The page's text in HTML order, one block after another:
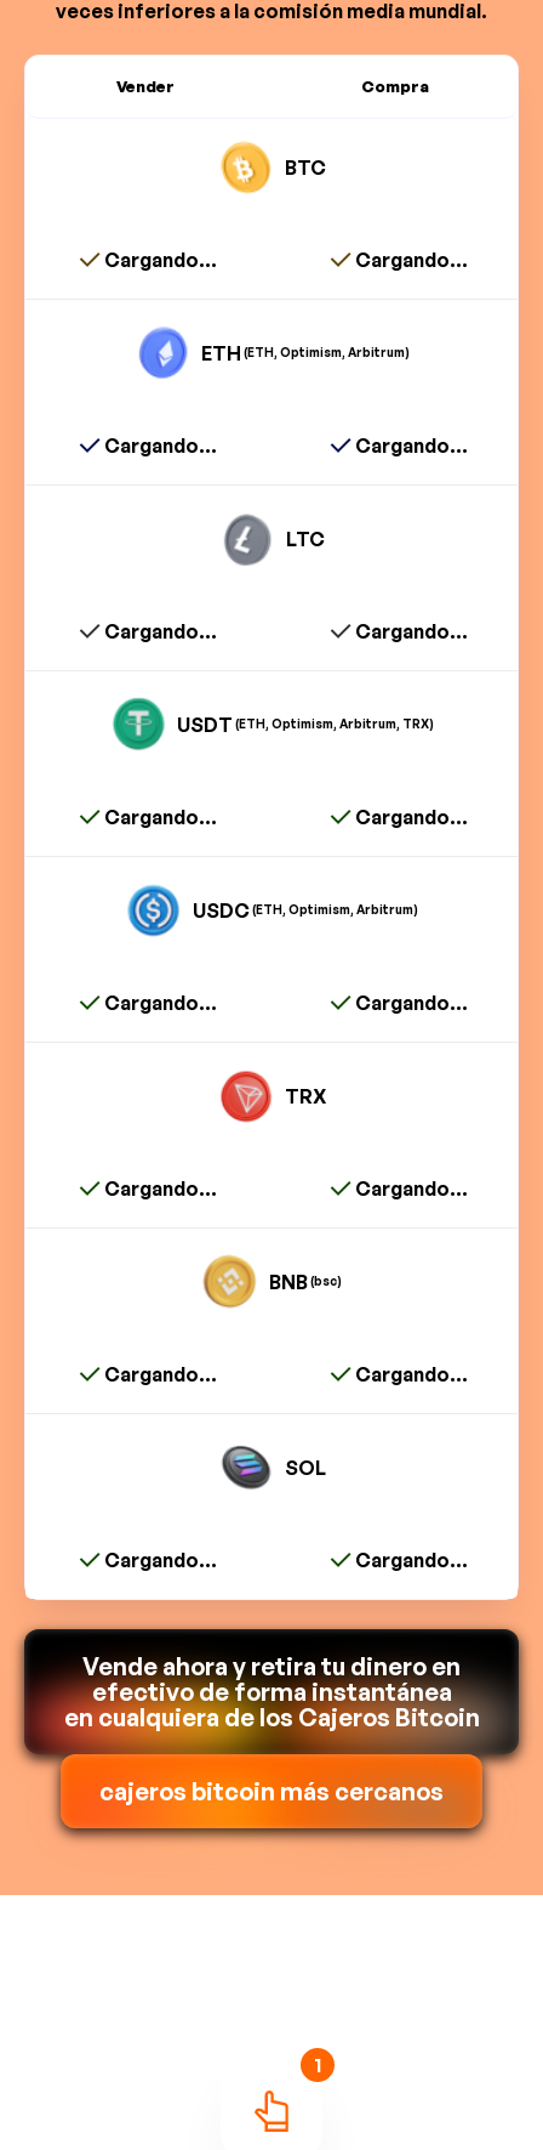
veces inferiores a la comisión media mundial.
Vender Compra
BTC
Cargando... Cargando...
ETH (ETH, Optimism, Arbitrum)
Cargando... Cargando...
LTC
Cargando... Cargando...
USDT (ETH, Optimism, Arbitrum, TRX)
Cargando... Cargando...
USDC(ETH, Optimism, Arbitrum)
Cargando... Cargando...
TRX
Cargando... Cargando...
BNB(bsc)
Cargando... Cargando...
SOL
Cargando... Cargando...
Vende ahora y retira tu dinero en
efectivo de forma instantánea
en cualquiera de los Cajeros Bitcoin
cajeros bitcoin más cercanos
1